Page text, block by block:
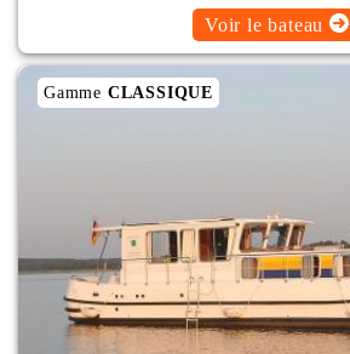
Voir le bateau
Gamme CLASSIQUE